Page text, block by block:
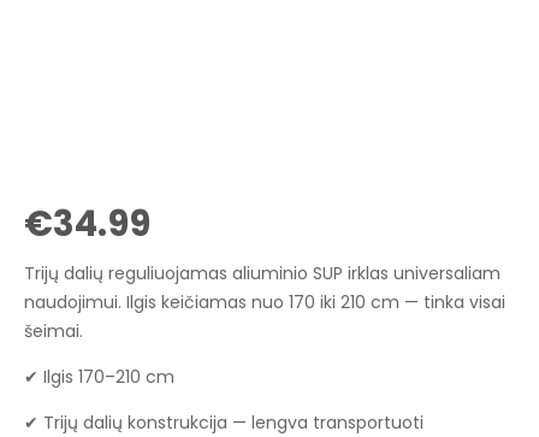
€34.99
Trijų dalių reguliuojamas aliuminio SUP irklas universaliam
naudojimui. Ilgis keičiamas nuo 170 iki 210 cm — tinka visai
šeimai.
✔ Ilgis 170–210 cm
✔ Trijų dalių konstrukcija — lengva transportuoti